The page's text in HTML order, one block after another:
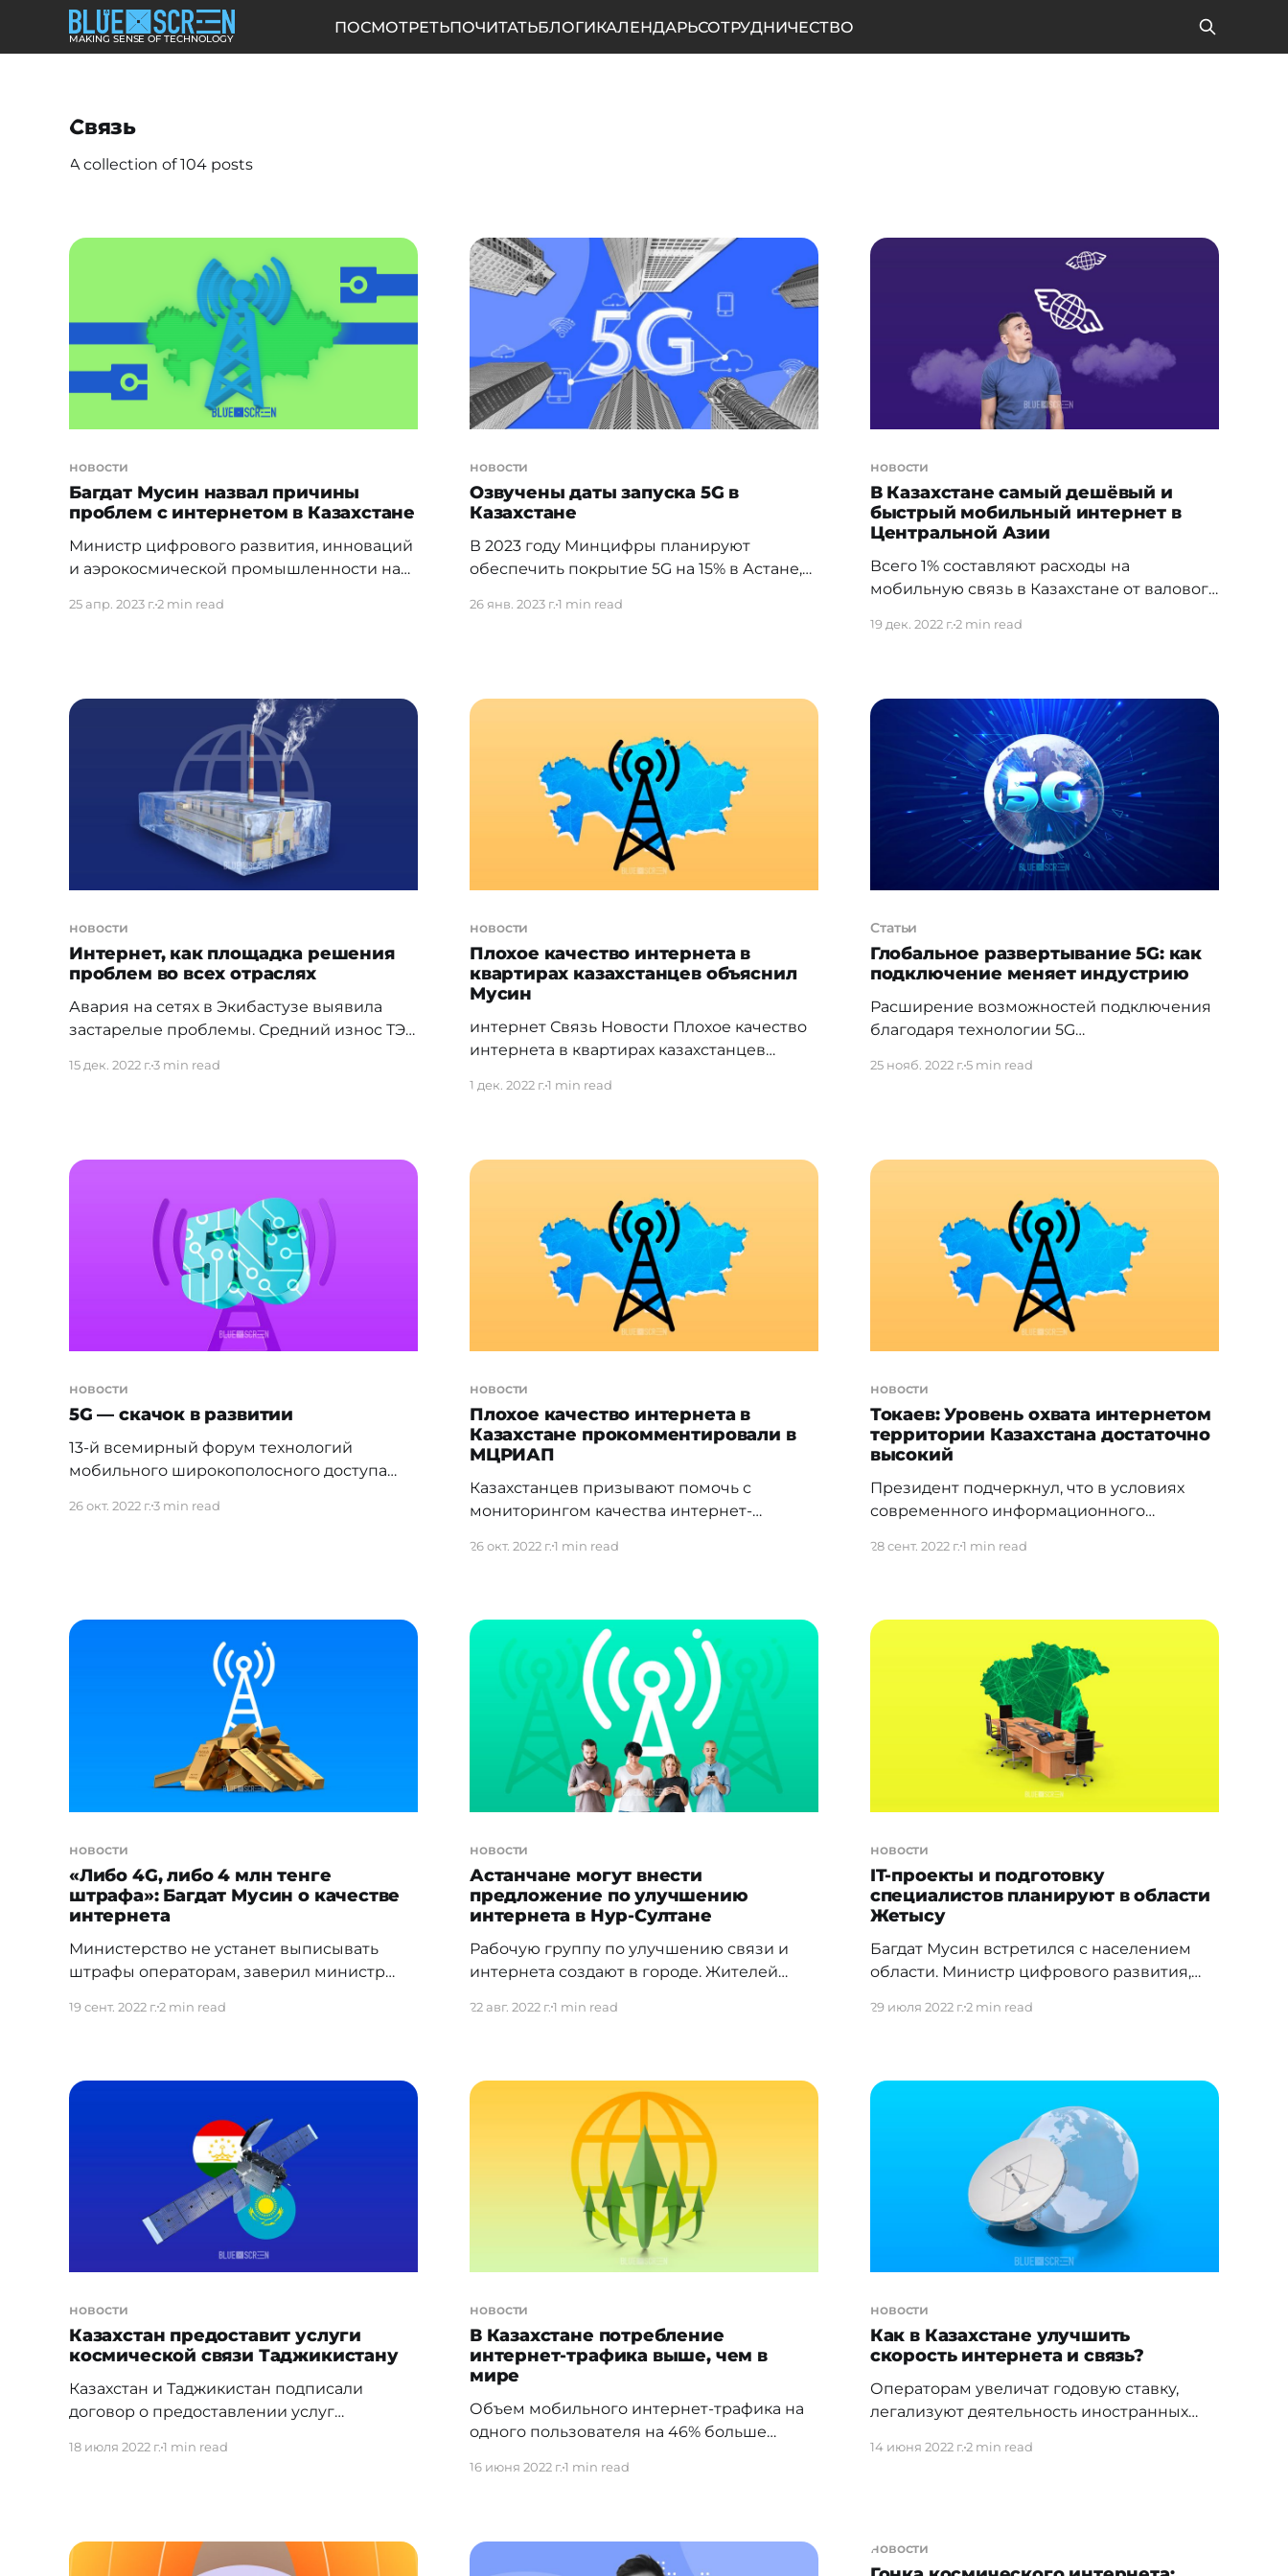
MAKING SENSE OF TECHNOLOGY
ПОСМОТРЕТЬПОЧИТАТЬБЛОГИКАЛЕНДАРЬСОТРУДНИЧЕСТВО
Связь
A collection of 104 posts
новости
Багдат Мусин назвал причины
проблем с интернетом в Казахстане
Министр цифрового развития, инноваций
и аэрокосмической промышленности на
будет улучшено качество интернета. На
связанные с качеством и доступностью
Интернета в городах и селах. По словам
премьер-министра Алихана Смаилова, в
правительство поступило более пяти
25 апр. 2023 г.2 min read
новости
Озвучены даты запуска 5G в
Казахстане
В 2023 году Минцифры планируют
обеспечить покрытие 5G на 15% в Астане,
запущены в трех городах еще до
нам, наверное, внесет предложения, в
26 янв. 2023 г.1 min read
новости
В Казахстане самый дешёвый и
быстрый мобильный интернет в
Центральной Азии
Всего 1% составляют расходы на
мобильную связь в Казахстане от валового
По данным International
D/Statistics/Dashboards/Pages/IPB.aspx], в
Казахстане по сравнению с прочими
странами Центральной Азии самая
доступная мобильная связь
[http://finprom.kz/]. Так,
19 дек. 2022 г.2 min read
новости
Интернет, как площадка решения
проблем во всех отраслях
Авария на сетях в Экибастузе выявила
застарелые проблемы. Средний износ ТЭЦ
городах уже превышает критический
области сети теплоснабжения и вовсе
в плачевном состоянии остаются
15 дек. 2022 г.3 min read
новости
Плохое качество интернета в
квартирах казахстанцев объяснил
Мусин
интернет Связь Новости Плохое качество
интернета в квартирах казахстанцев
словам министра камнем преткновения
радиоуслуги. * "И вот чтобы урегулировать
законодательная инициатива по
урегулированию, чтобы по одному
1 дек. 2022 г.1 min read
Статьи
Глобальное развертывание 5G: как
подключение меняет индустрию
Расширение возможностей подключения
благодаря технологии 5G
сопутствующих услуг благодаря своим
развертывание идет полным ходом — мы
решили отследить историю технологии.
1979: Рождение 1G Япония была первой
страной в мире, запустившей
беспроводную технологию 1G —
инновацию, которая должна была
25 нояб. 2022 г.5 min read
новости
5G — скачок в развитии
13-й всемирный форум технологий
мобильного широкополосного доступа
стартовавший вчера в Бангкоке, открыл
технологий предыдущего поколения, —
отметил г-н Ху. "В последние три года мы
можем наблюдать устойчивый рост
26 окт. 2022 г.3 min read
новости
Плохое качество интернета в
Казахстане прокомментировали в
МЦРИАП
Казахстанцев призывают помочь с
мониторингом качества интернет-
в кулуарах пленарного заседания в
мониторингом качества интернет-
соединения, так как министерство
принимает меры превентивно и
утверждает параметры, но финально
узнать о проблеме может не сразу. *
"Усиливается ответственность самих
операторов связи. Уже, насколько
26 окт. 2022 г.1 min read
новости
Токаев: Уровень охвата интернетом
территории Казахстана достаточно
высокий
Президент подчеркнул, что в условиях
современного информационного
беспрепятственный обмен знаниями
прорывные проекты способны
возникнуть только в свободном и
гармоничном социуме. В этой связи он
потребовал [https://tengrinews.kz/] от
Министерства цифрового развития
"объективные цифры, которые
28 сент. 2022 г.1 min read
новости
«Либо 4G, либо 4 млн тенге
штрафа»: Багдат Мусин о качестве
интернета
Министерство не устанет выписывать
штрафы операторам, заверил министр
Министерства поставил после проверки
Баглановой. От жителей этого района
качество интернета и мобильной связи.
Багдат Мусин выслушал горожан и
19 сент. 2022 г.2 min read
новости
Астанчане могут внести
предложение по улучшению
интернета в Нур-Султане
Рабочую группу по улучшению связи и
интернета создают в городе. Жителей
группу по вопросам развития интернета и
[https://www.instagram.com/p/Chjszn-t8uc/?
igshid=YmMyMTA2M2Y%3D]-странице.
Помимо представителей общественности,
в группу войдут чиновники и
должностные лица профильных
организаций.
22 авг. 2022 г.1 min read
новости
IT-проекты и подготовку
специалистов планируют в области
Жетысу
Багдат Мусин встретился с населением
области. Министр цифрового развития,
промышленности РК Багдат Мусин провел
жителей и рассказал о деятельности и
регион, министр цифрового развития
совместно в вице-министром
здравоохранения Бейбутом Есенбаевым
29 июля 2022 г.2 min read
новости
Казахстан предоставит услуги
космической связи Таджикистану
Казахстан и Таджикистан подписали
договор о предоставлении услуг
предоставлению транспондерной
18 июля 2022 г.1 min read
новости
В Казахстане потребление
интернет-трафика выше, чем в
мире
Объем мобильного интернет-трафика на
одного пользователя на 46% больше
численности пользователей
увеличивается и объем используемого
16 июня 2022 г.1 min read
новости
Как в Казахстане улучшить
скорость интернета и связь?
Операторам увеличат годовую ставку,
легализуют деятельность иностранных
Комитета телекоммуникаций. В первую
14 июня 2022 г.2 min read
новости